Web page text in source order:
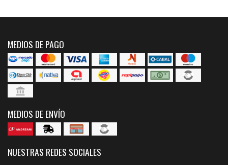
MEDIOS DE PAGO
MEDIOS DE ENVÍO
NUESTRAS REDES SOCIALES